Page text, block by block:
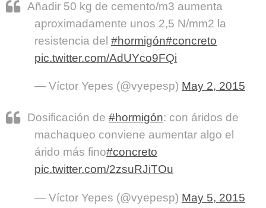
Añadir 50 kg de cemento/m3 aumenta
aproximadamente unos 2,5 N/mm2 la
resistencia del #hormigón#concreto
pic.twitter.com/AdUYco9FQi
— Víctor Yepes (@vyepesp) May 2, 2015
Dosificación de #hormigón: con áridos de
machaqueo conviene aumentar algo el
árido más fino#concreto
pic.twitter.com/2zsuRJiTOu
— Víctor Yepes (@vyepesp) May 5, 2015